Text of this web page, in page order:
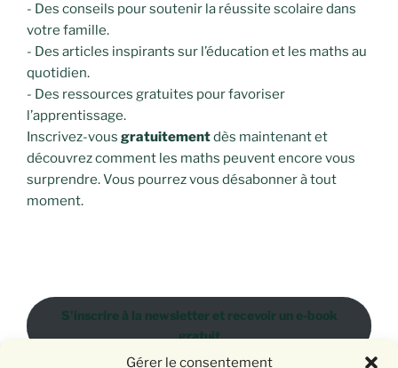
Gérer le consentement
- Des conseils pour soutenir la réussite scolaire dans
votre famille.
- Des articles inspirants sur l’éducation et les maths au
quotidien.
- Des ressources gratuites pour favoriser
l’apprentissage.
Inscrivez-vous gratuitementdès maintenant et
découvrez comment les maths peuvent encore vous
surprendre. Vous pourrez vous désabonner à tout
moment.
S'inscrire à la newsletter et recevoir un e-book
gratuit